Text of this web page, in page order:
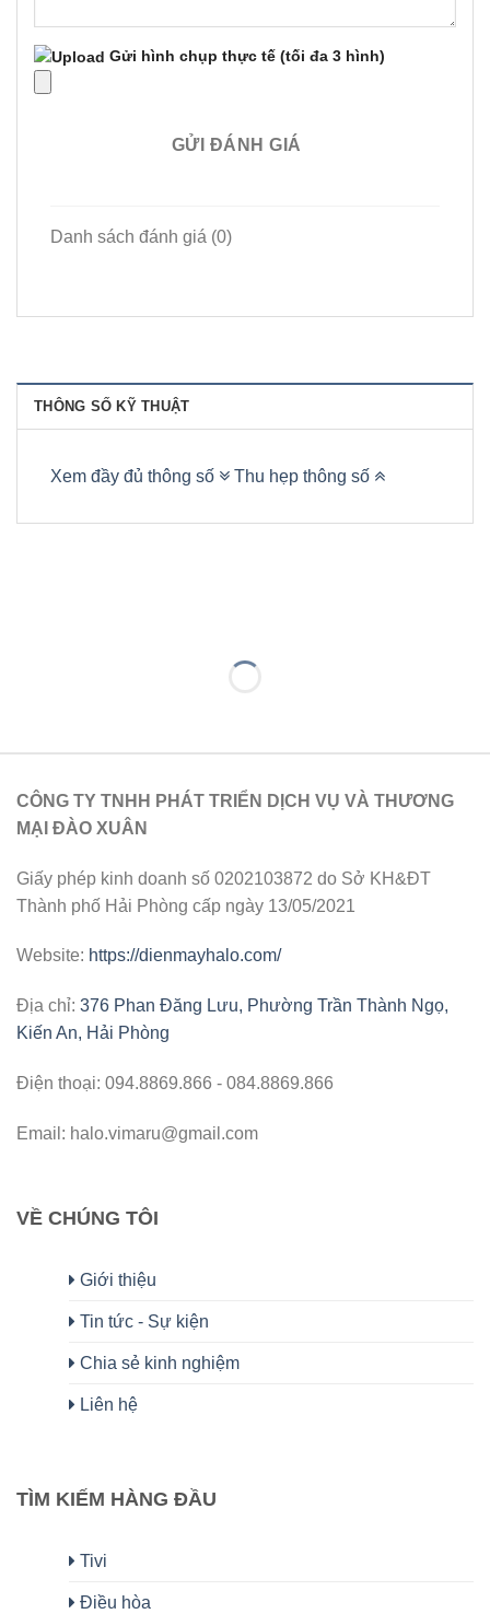
Gửi hình chụp thực tế (tối đa 3 hình)
GỬI ĐÁNH GIÁ
Danh sách đánh giá (0)
THÔNG SỐ KỸ THUẬT
Xem đầy đủ thông số Thu hẹp thông số
CÔNG TY TNHH PHÁT TRIỂN DỊCH VỤ VÀ THƯƠNG
MẠI ĐÀO XUÂN
Giấy phép kinh doanh số 0202103872 do Sở KH&ĐT
Thành phố Hải Phòng cấp ngày 13/05/2021
Website: https://dienmayhalo.com/
Địa chỉ: 376 Phan Đăng Lưu, Phường Trần Thành Ngọ,
Kiến An, Hải Phòng
Điện thoại: 094.8869.866 - 084.8869.866
Email: halo.vimaru@gmail.com
VỀ CHÚNG TÔI
Giới thiệu
Tin tức - Sự kiện
Chia sẻ kinh nghiệm
Liên hệ
TÌM KIẾM HÀNG ĐẦU
Tivi
Điều hòa